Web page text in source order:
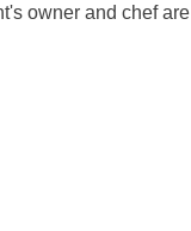
owner and chef